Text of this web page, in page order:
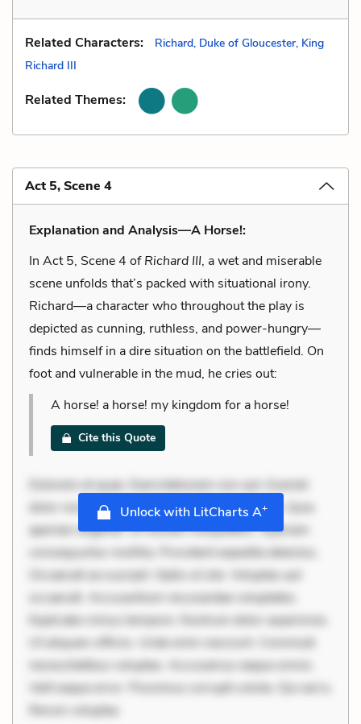
Related Characters:
Richard, Duke of Gloucester, King
Richard III
Related Themes:
Act 5, Scene 4
Explanation and Analysis—A Horse!:
In Act 5, Scene 4 ofRichard III, a wet and miserable
scene unfolds that’s packed with situational irony.
Richard—a character who throughout the play is
depicted as cunning, ruthless, and power-hungry—
finds himself in a dire situation on the battlefield. On
foot and vulnerable in the mud, he cries out:
A horse! a horse! my kingdom for a horse!
Cite this Quote
Dolorem et quae. Exercitationem non aut. Eveniet
dolor non. Incidunt dolores sunt. Ad dolor at. Quia
aperiam eligendi. Ut veniam voluptatem. Aperiam
consequuntur mollitia. Provident expedita delectus.
Occaecati ea suscipit. Optio ut iste. Voluptas aut
occaecati. Accusantium recusandae voluptates.
Explicabo minus tempore. Nostrum dolor asperiores.
Ut aliquam officiis. Unde enim nesciunt. Commodi
necessitatibus voluptas. Accusamus eaque omnis.
Velit eaque error. Possimus corrupti soluta. Qui aut a.
Rerum voluptas
Unlock with LitCharts A+